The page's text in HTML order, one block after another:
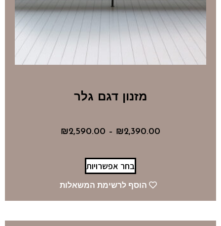
מזנון דגם גלר
₪2,390.00
–
₪2,590.00
בחר אפשרויות
הוסף לרשימת המשאלות